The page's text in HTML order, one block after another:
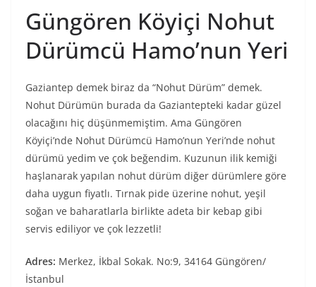
Güngören Köyiçi Nohut
Dürümcü Hamo’nun Yeri
Gaziantep demek biraz da “Nohut Dürüm” demek.
Nohut Dürümün burada da Gaziantepteki kadar güzel
olacağını hiç düşünmemiştim. Ama Güngören
Köyiçi’nde Nohut Dürümcü Hamo’nun Yeri’nde nohut
dürümü yedim ve çok beğendim. Kuzunun ilik kemiği
haşlanarak yapılan nohut dürüm diğer dürümlere göre
daha uygun fiyatlı. Tırnak pide üzerine nohut, yeşil
soğan ve baharatlarla birlikte adeta bir kebap gibi
servis ediliyor ve çok lezzetli!
Adres: Merkez, İkbal Sokak. No:9, 34164 Güngören/
İstanbul